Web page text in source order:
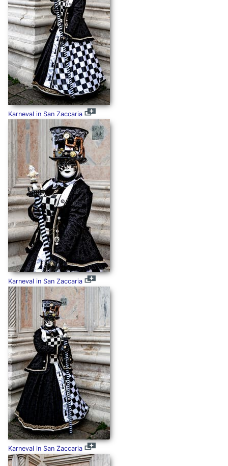
Karneval in San Zaccaria
Karneval in San Zaccaria
Karneval in San Zaccaria